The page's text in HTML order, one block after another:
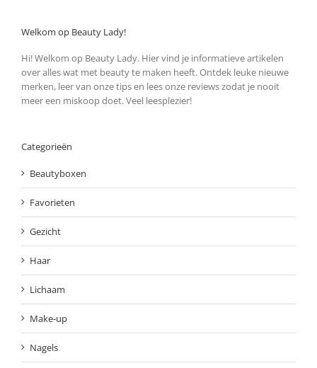
Welkom op Beauty Lady!
Hi! Welkom op Beauty Lady. Hier vind je informatieve artikelen
over alles wat met beauty te maken heeft. Ontdek leuke nieuwe
merken, leer van onze tips en lees onze reviews zodat je nooit
meer een miskoop doet. Veel leesplezier!
Categorieën
Beautyboxen
Favorieten
Gezicht
Haar
Lichaam
Make-up
Nagels